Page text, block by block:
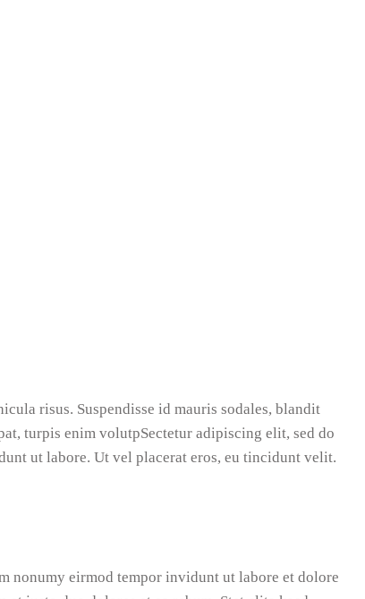
risus. Suspendisse id mauris sodales, blandit
turpis enim volutpSectetur adipiscing elit, sed do
ut labore. Ut vel placerat eros, eu tincidunt velit.
nonumy eirmod tempor invidunt ut labore et dolore